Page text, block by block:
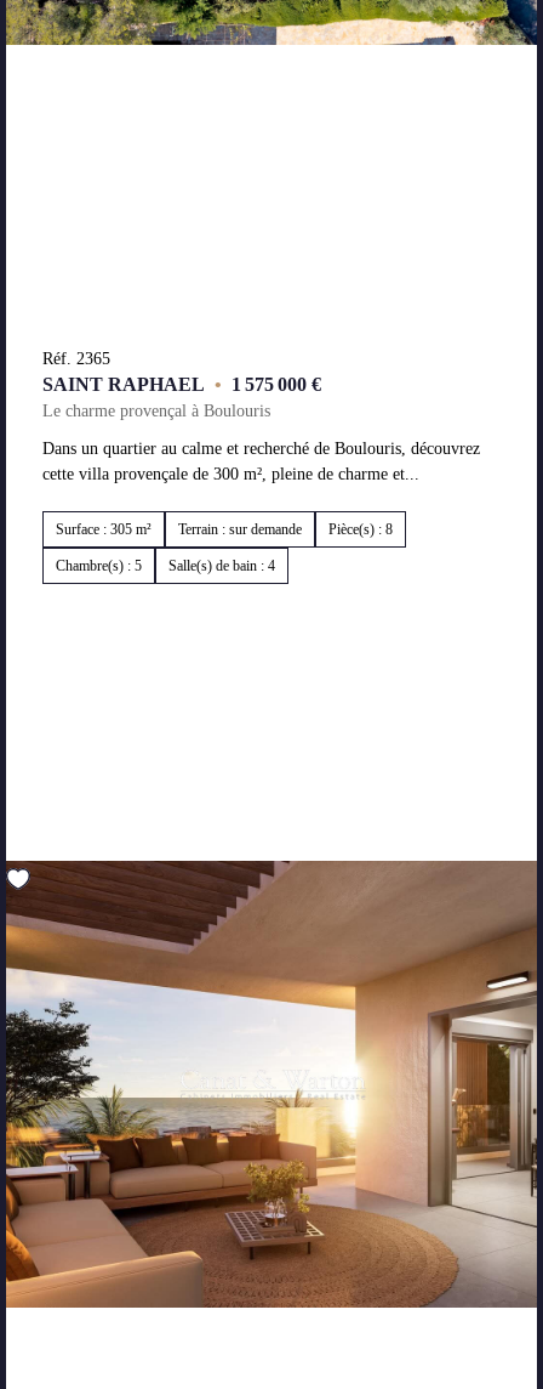
Réf. 2365
SAINT RAPHAEL • 1 575 000 €
Le charme provençal à Boulouris
Dans un quartier au calme et recherché de Boulouris, découvrez
cette villa provençale de 300 m², pleine de charme et...
Surface : 305 m² Terrain : sur demande Pièce(s) : 8
Chambre(s) : 5 Salle(s) de bain : 4